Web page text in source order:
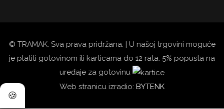
© TRAMAK. Sva prava pridržana. | U našoj trgovini moguće
je platiti gotovinom ili karticama do 12 rata. 5% popusta na
uređaje za gotovinu
Web stranicu izradio: BYTENK